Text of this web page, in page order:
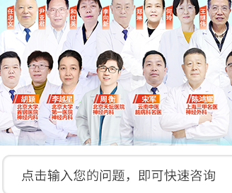
更是“为每一个人量身定制方案”。京沪滇专